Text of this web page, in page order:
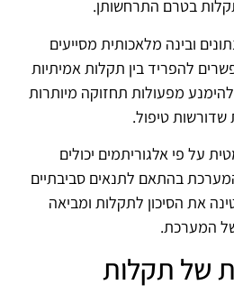
בטרם התרחשותן.
ובינה מלאכותית מסייעים
להפריד בין תקלות אמיתיות
מפעולות תחזוקה מיותרות
טיפול.
על פי אלגוריתמים יכולים
בהתאם לתנאים סביבתיים
את הסיכון לתקלות ומביאה
של המערכת.
של תקלות